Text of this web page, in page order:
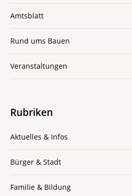
Amtsblatt
Rund ums Bauen
Veranstaltungen
Rubriken
Aktuelles & Infos
Bürger & Stadt
Familie & Bildung